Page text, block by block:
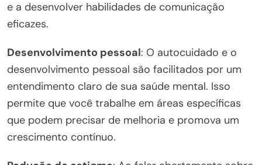
e a desenvolver habilidades de comunicação
eficazes.
Desenvolvimento pessoal: O autocuidado e o
desenvolvimento pessoal são facilitados por um
entendimento claro de sua saúde mental. Isso
permite que você trabalhe em áreas específicas
que podem precisar de melhoria e promova um
crescimento contínuo.